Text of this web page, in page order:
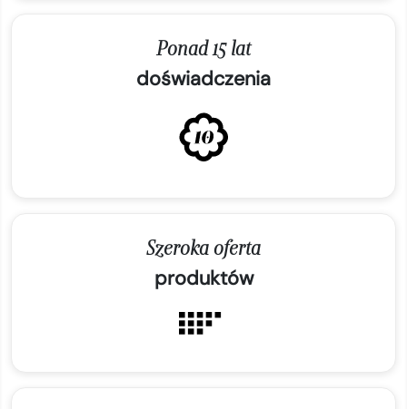
Ponad 15 lat
doświadczenia
Szeroka oferta
produktów